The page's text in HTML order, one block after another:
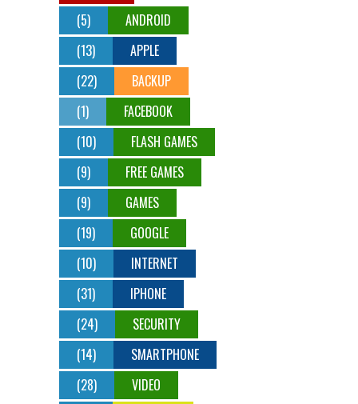
(5)
ANDROID
(13)
APPLE
(22)
BACKUP
(1)
FACEBOOK
(10)
FLASH GAMES
(9)
FREE GAMES
(9)
GAMES
(19)
GOOGLE
(10)
INTERNET
(31)
IPHONE
(24)
SECURITY
(14)
SMARTPHONE
(28)
VIDEO